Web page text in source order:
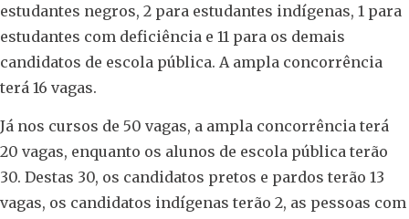
estudantes negros, 2 para estudantes indígenas, 1 para
estudantes com deficiência e 11 para os demais
candidatos de escola pública. A ampla concorrência
terá 16 vagas.
Já nos cursos de 50 vagas, a ampla concorrência terá
20 vagas, enquanto os alunos de escola pública terão
30. Destas 30, os candidatos pretos e pardos terão 13
vagas, os candidatos indígenas terão 2, as pessoas com